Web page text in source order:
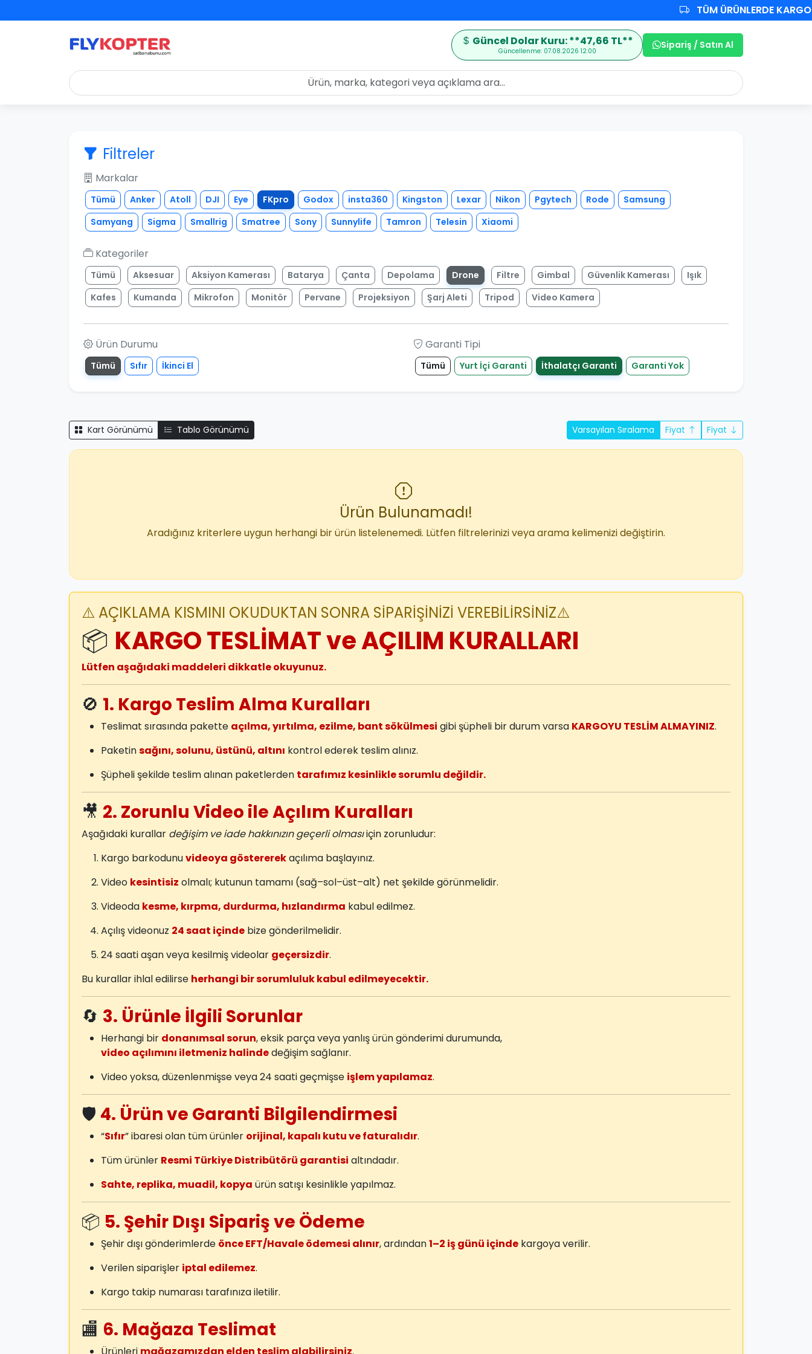
TÜM ÜRÜNLERDE KARGO
Güncel Dolar Kuru: **47,66 TL**
Güncellenme: 07.08.2026 12:00
Sipariş / Satın Al
Filtreler
Markalar
Tümü Anker Atoll DJI Eye FKpro Godox insta360 Kingston Lexar Nikon Pgytech Rode
Samsung
Samyang
Sigma Smallrig Smatree Sony Sunnylife Tamron Telesin Xiaomi
Kategoriler
Tümü Aksesuar Aksiyon Kamerası Batarya Çanta Depolama Drone Filtre Gimbal Güvenlik Kamerası
Işık
Kafes
Kumanda Mikrofon Monitör Pervane Projeksiyon Şarj Aleti Tripod Video Kamera
Ürün Durumu
Tümü Sıfır İkinci El
Garanti Tipi
Tümü Yurt İçi Garanti İthalatçı Garanti Garanti Yok
Kart Görünümü Tablo Görünümü Varsayılan Sıralama Fiyat Fiyat
Ürün Bulunamadı!
Aradığınız kriterlere uygun herhangi bir ürün listelenemedi. Lütfen filtrelerinizi veya arama kelimenizi değiştirin.
⚠️ AÇIKLAMA KISMINI OKUDUKTAN SONRA SİPARİŞİNİZİ VEREBİLİRSİNİZ⚠️
📦 KARGO TESLİMAT ve AÇILIM KURALLARI
Lütfen aşağıdaki maddeleri dikkatle okuyunuz.
🚫 1. Kargo Teslim Alma Kuralları
Teslimat sırasında pakette açılma, yırtılma, ezilme, bant sökülmesi gibi şüpheli bir durum varsa KARGOYU TESLİM ALMAYINIZ.
Paketinsağını, solunu, üstünü, altını kontrol ederek teslim alınız.
Şüpheli şekilde teslim alınan paketlerden tarafımız kesinlikle sorumlu değildir.
🎥 2. Zorunlu Video ile Açılım Kuralları
Aşağıdaki kurallar değişim ve iade hakkınızın geçerli olmasıiçin zorunludur:
Kargo barkodunuvideoya göstererekaçılıma başlayınız.
Video kesintisiz olmalı; kutunun tamamı (sağ–sol–üst–alt) net şekilde görünmelidir.
Videoda kesme, kırpma, durdurma, hızlandırma kabul edilmez.
Açılış videonuz 24 saat içinde bize gönderilmelidir.
24 saati aşan veya kesilmiş videolar geçersizdir.
Bu kurallar ihlal edilirse herhangi bir sorumluluk kabul edilmeyecektir.
🔄 3. Ürünle İlgili Sorunlar
Herhangi bir donanımsal sorun, eksik parça veya yanlış ürün gönderimi durumunda,
video açılımını iletmeniz halindedeğişim sağlanır.
Video yoksa, düzenlenmişse veya 24 saati geçmişse işlem yapılamaz.
🛡️ 4. Ürün ve Garanti Bilgilendirmesi
“Sıfır” ibaresi olan tüm ürünler orijinal, kapalı kutu ve faturalıdır.
Tüm ürünler Resmi Türkiye Distribütörü garantisi altındadır.
Sahte, replika, muadil, kopya ürün satışı kesinlikle yapılmaz.
📦 5. Şehir Dışı Sipariş ve Ödeme
Şehir dışı gönderimlerde önce EFT/Havale ödemesi alınır, ardından1–2 iş günü içinde kargoya verilir.
Verilen siparişler iptal edilemez.
Kargo takip numarası tarafınıza iletilir.
🏬 6. Mağaza Teslimat